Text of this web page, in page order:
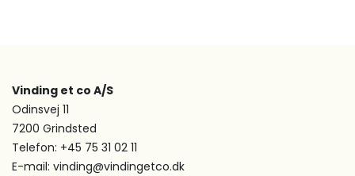
Vinding et co A/S
Odinsvej 11
7200 Grindsted
Telefon: +45 75 31 02 11
E-mail: vinding@vindingetco.dk